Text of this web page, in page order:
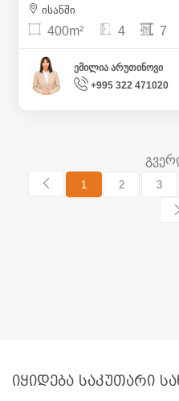
ისანში
400m² 4 7
ემილია არუთინოვი
+995 322 471020
1 2 3
იყიდება საკუთარი